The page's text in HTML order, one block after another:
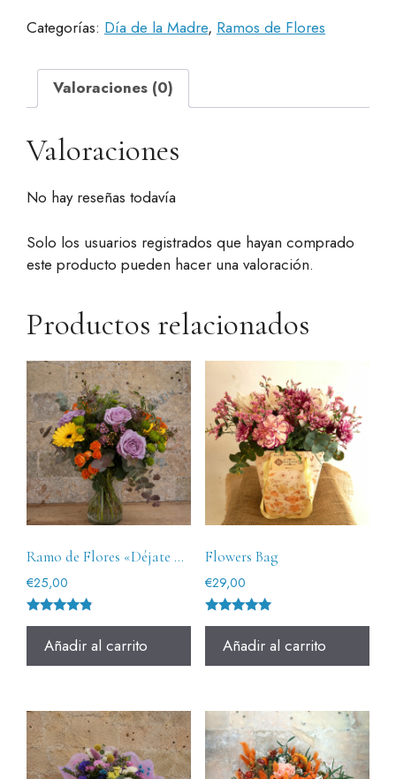
"Love
soft"
cantidad
Categorías: Día de la Madre, Ramos de Flores
Valoraciones (0)
Valoraciones
No hay reseñas todavía
Solo los usuarios registrados que hayan comprado
este producto pueden hacer una valoración.
Productos relacionados
Ramo de Flores «Déjate Sorprender» Tamaño Pequeño
€25,00
Valorado
4.67Añadir al carrito
Flowers Bag
€29,00
Valorado
5.00Añadir al carrito